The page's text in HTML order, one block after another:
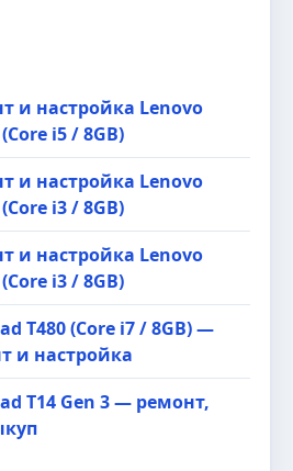
и настройка Lenovo
i5 / 8GB)
и настройка Lenovo
i3 / 8GB)
и настройка Lenovo
i3 / 8GB)
T480 (Core i7 / 8GB) —
и настройка
T14 Gen 3 — ремонт,